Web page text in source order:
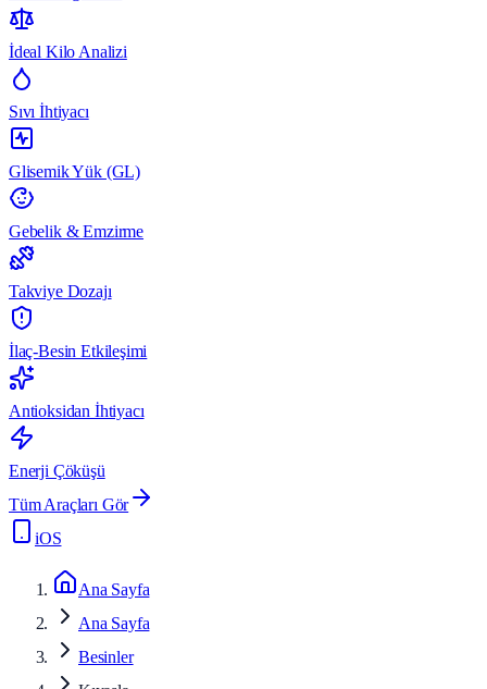
İdeal Kilo Analizi
Sıvı İhtiyacı
Glisemik Yük (GL)
Gebelik & Emzirme
Takviye Dozajı
İlaç-Besin Etkileşimi
Antioksidan İhtiyacı
Enerji Çöküşü
Tüm Araçları Gör
iOS
Ana Sayfa
Ana Sayfa
Besinler